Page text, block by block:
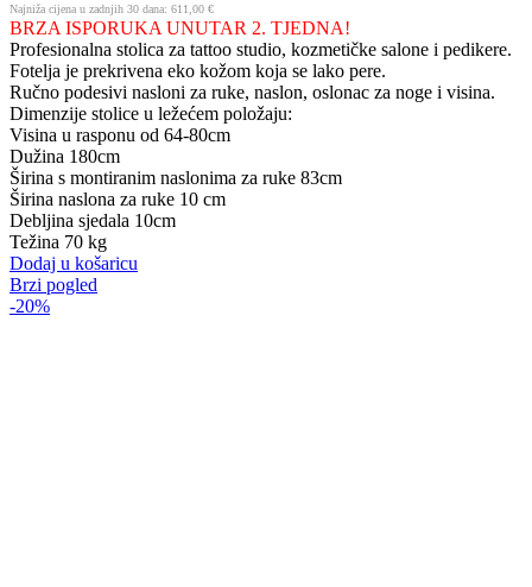
Najniža cijena u zadnjih 30 dana: 611,00 €
BRZA ISPORUKA UNUTAR 2. TJEDNA!
Profesionalna stolica za tattoo studio, kozmetičke salone i pedikere.
Fotelja je prekrivena eko kožom koja se lako pere.
Ručno podesivi nasloni za ruke, naslon, oslonac za noge i visina.
Dimenzije stolice u ležećem položaju:
Visina u rasponu od 64-80cm
Dužina 180cm
Širina s montiranim naslonima za ruke 83cm
Širina naslona za ruke 10 cm
Debljina sjedala 10cm
Težina 70 kg
Dodaj u košaricu
Brzi pogled
-20%